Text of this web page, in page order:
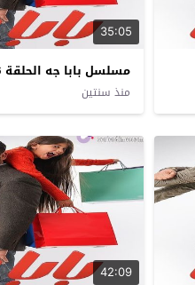
35:05
مسلسل بابا جه الحلقة 6 سيما كلوب
منذ سنتين
42:09